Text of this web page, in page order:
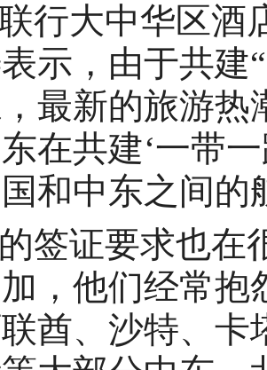
行大中华区酒
示，由于共建
最新的旅游热
在共建‘一带
和中东之间的
签证要求也在
，他们经常抱
酋、沙特、卡